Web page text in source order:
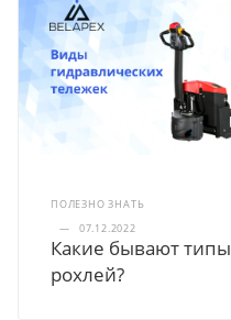
ПОЛЕЗНО ЗНАТЬ
—
07.12.2022
Какие бывают типы
рохлей?